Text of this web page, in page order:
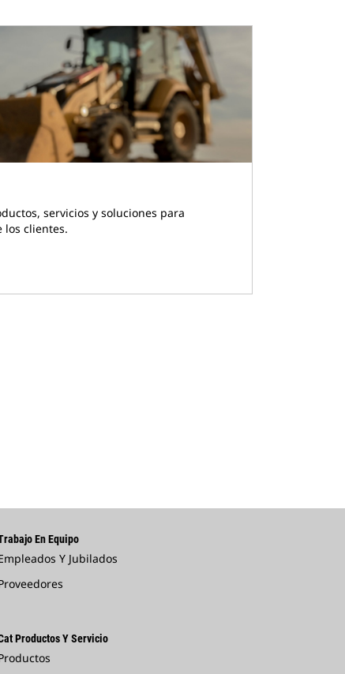
servicios y soluciones para
los clientes.
En Equipo
Y Jubilados
Productos Y Servicio